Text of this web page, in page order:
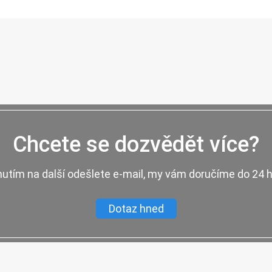
Chcete se dozvědět více?
na další odešlete e-mail, my vám doručíme do 24
Dotaz hned